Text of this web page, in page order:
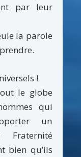
par leur
la parole
!
le globe
qui
un
Fraternité
bien qu’ils